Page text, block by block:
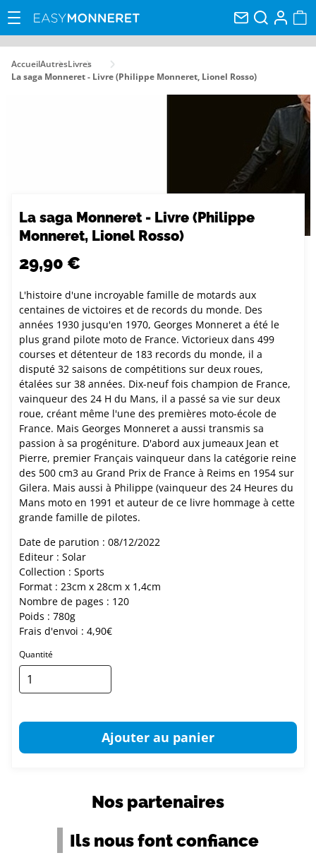
AccueilAutresLivres
La saga Monneret - Livre (Philippe Monneret, Lionel Rosso)
La saga Monneret - Livre (Philippe
Monneret, Lionel Rosso)
29,90 €
L'histoire d'une incroyable famille de motards aux
centaines de victoires et de records du monde. Des
années 1930 jusqu'en 1970, Georges Monneret a été le
plus grand pilote moto de France. Victorieux dans 499
courses et détenteur de 183 records du monde, il a
disputé 32 saisons de compétitions sur deux roues,
étalées sur 38 années. Dix-neuf fois champion de France,
vainqueur des 24 H du Mans, il a passé sa vie sur deux
roue, créant même l'une des premières moto-école de
France. Mais Georges Monneret a aussi transmis sa
passion à sa progéniture. D'abord aux jumeaux Jean et
Pierre, premier Français vainqueur dans la catégorie reine
des 500 cm3 au Grand Prix de France à Reims en 1954 sur
Gilera. Mais aussi à Philippe (vainqueur des 24 Heures du
Mans moto en 1991 et auteur de ce livre hommage à cette
grande famille de pilotes.
Date de parution : 08/12/2022
Editeur : Solar
Collection : Sports
Format : 23cm x 28cm x 1,4cm
Nombre de pages : 120
Poids : 780g
Frais d'envoi : 4,90€
Quantité
Ajouter au panier
Nos partenaires
Ils nous font confiance